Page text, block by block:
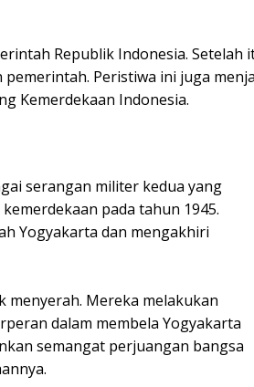
Republik Indonesia. Setelah
Peristiwa ini juga
Kemerdekaan Indonesia.
serangan militer kedua yang
pada tahun 1945.
Yogyakarta dan mengakhiri
menyerah. Mereka melakukan
dalam membela Yogyakarta
semangat perjuangan bangsa